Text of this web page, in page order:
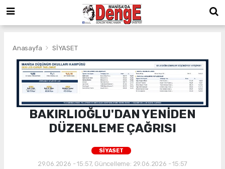
Anasayfa SİYASET
BAKIRLIOĞLU'DAN YENİDEN
DÜZENLEME ÇAĞRISI
SİYASET
29.06.2026 - 15:57, Güncelleme: 29.06.2026 - 15:57